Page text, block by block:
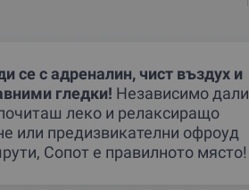
се с адреналин, чист въздух и
гледки! Независимо дали
леко и релаксиращо
или предизвикателни офроуд
Сопот е правилното място!